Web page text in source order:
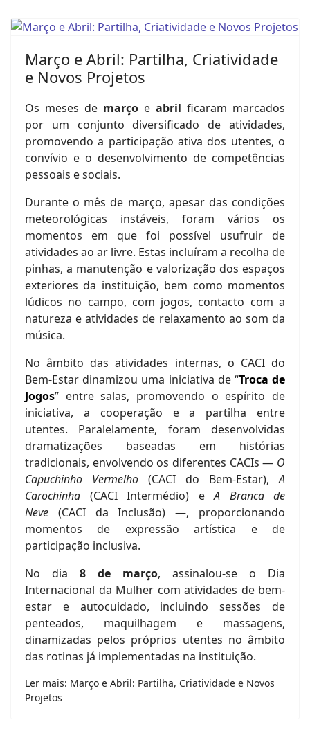
Março e Abril: Partilha, Criatividade
e Novos Projetos
Os meses de março e abril ficaram marcados
por um conjunto diversificado de atividades,
promovendo a participação ativa dos utentes, o
convívio e o desenvolvimento de competências
pessoais e sociais.
Durante o mês de março, apesar das condições
meteorológicas instáveis, foram vários os
momentos em que foi possível usufruir de
atividades ao ar livre. Estas incluíram a recolha de
pinhas, a manutenção e valorização dos espaços
exteriores da instituição, bem como momentos
lúdicos no campo, com jogos, contacto com a
natureza e atividades de relaxamento ao som da
música.
No âmbito das atividades internas, o CACI do
Bem-Estar dinamizou uma iniciativa de “Troca de
Jogos” entre salas, promovendo o espírito de
iniciativa, a cooperação e a partilha entre
utentes. Paralelamente, foram desenvolvidas
dramatizações baseadas em histórias
tradicionais, envolvendo os diferentes CACIs — O
Capuchinho Vermelho (CACI do Bem-Estar),A
Carochinha (CACI Intermédio) eA Branca de
Neve (CACI da Inclusão) —, proporcionando
momentos de expressão artística e de
participação inclusiva.
No dia 8 de março, assinalou-se o Dia
Internacional da Mulher com atividades de bem-
estar e autocuidado, incluindo sessões de
penteados, maquilhagem e massagens,
dinamizadas pelos próprios utentes no âmbito
das rotinas já implementadas na instituição.
Ler mais: Março e Abril: Partilha, Criatividade e Novos
Projetos